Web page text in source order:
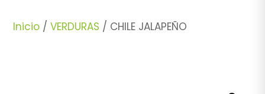
Inicio /VERDURAS / CHILE JALAPEÑO